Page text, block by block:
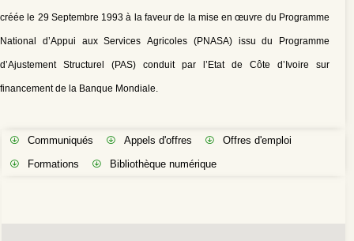
créée le 29 Septembre 1993 à la faveur de la mise en œuvre du Programme
National d’Appui aux Services Agricoles (PNASA) issu du Programme
d’Ajustement Structurel (PAS) conduit par l’Etat de Côte d’Ivoire sur
financement de la Banque Mondiale.
Communiqués Appels d'offres
Offres d'emploi
Formations
Bibliothèque numérique